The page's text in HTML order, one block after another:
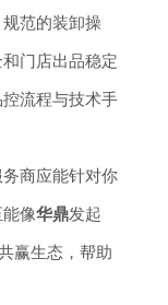
规范的装卸操
门店出品稳定
流程与技术手
务商应能针对你
像华鼎发起
赢生态，帮助